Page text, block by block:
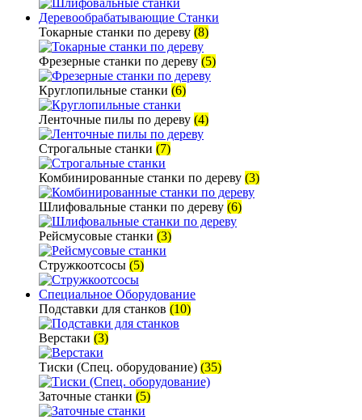
Деревообрабатывающие Станки
Токарные станки по дереву (8)
Фрезерные станки по дереву (5)
Круглопильные станки (6)
Ленточные пилы по дереву (4)
Строгальные станки (7)
Комбинированные станки по дереву (3)
Шлифовальные станки по дереву (6)
Рейсмусовые станки (3)
Стружкоотсосы (5)
Специальное Оборудование
Подставки для станков (10)
Верстаки (3)
Тиски (Спец. оборудование) (35)
Заточные станки (5)